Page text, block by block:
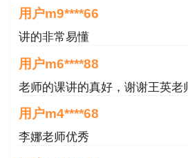
(五)取得资格证书的人员，
日起1年后申请初始注册的，
格证明;
(六)受聘于具有工程造价咨
的，应当提供聘用单位为其交
险凭证、人事代理合同复印件
用户m9****66
讲的非常易懂
用户m6****88
老师的课讲的真好，谢谢王英老
用户m4****68
李娜老师优秀